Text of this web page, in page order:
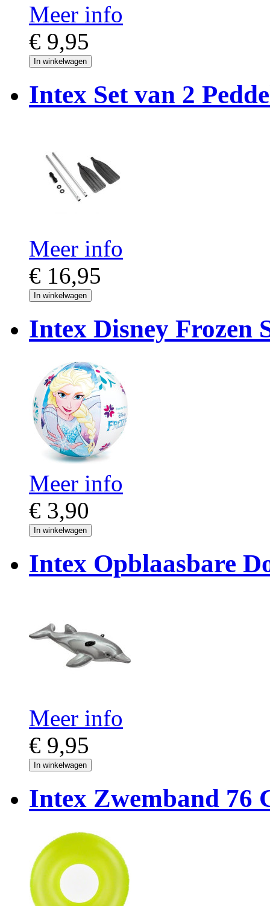
Meer info
€ 9,95
In winkelwagen
Intex Set van 2
Meer info
€ 16,95
In winkelwagen
Intex Disney Frozen
Meer info
€ 3,90
In winkelwagen
Intex Opblaasbare
Meer info
€ 9,95
In winkelwagen
Intex Zwemband 76